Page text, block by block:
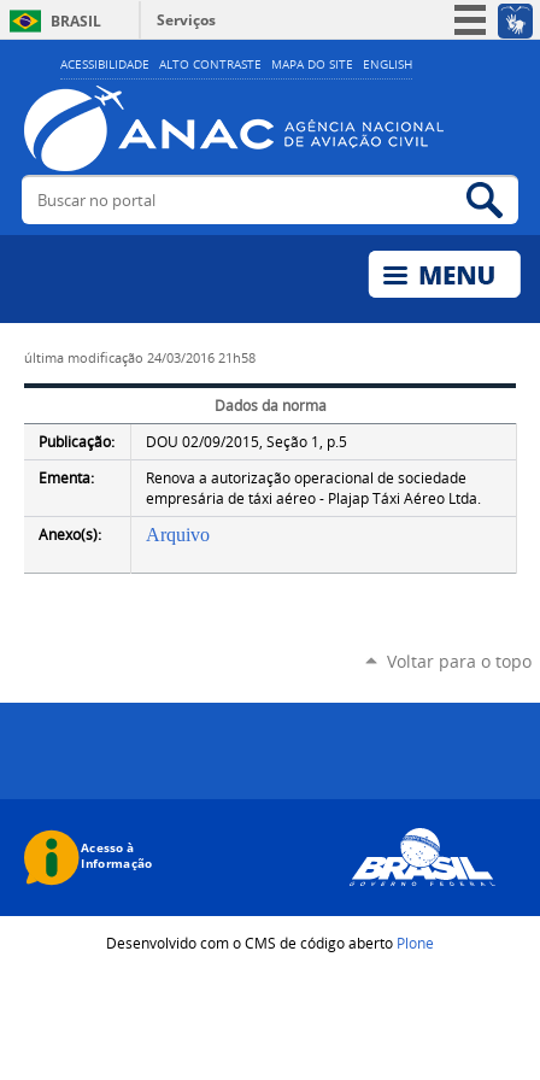
ACESSIBILIDADE ALTO CONTRASTE MAPA DO SITE ENGLISH
BRASIL
Serviços
Simplifique!
Acesso à informação
Legislação
Buscar no portal
última modificação 24/03/2016 21h58
Dados da norma
Publicação:
DOU 02/09/2015, Seção 1, p.5
Ementa:
Renova a autorização operacional de sociedade
empresária de táxi aéreo - Plajap Táxi Aéreo Ltda.
Anexo(s):
Arquivo
Voltar para o topo
Desenvolvido com o CMS de código aberto Plone